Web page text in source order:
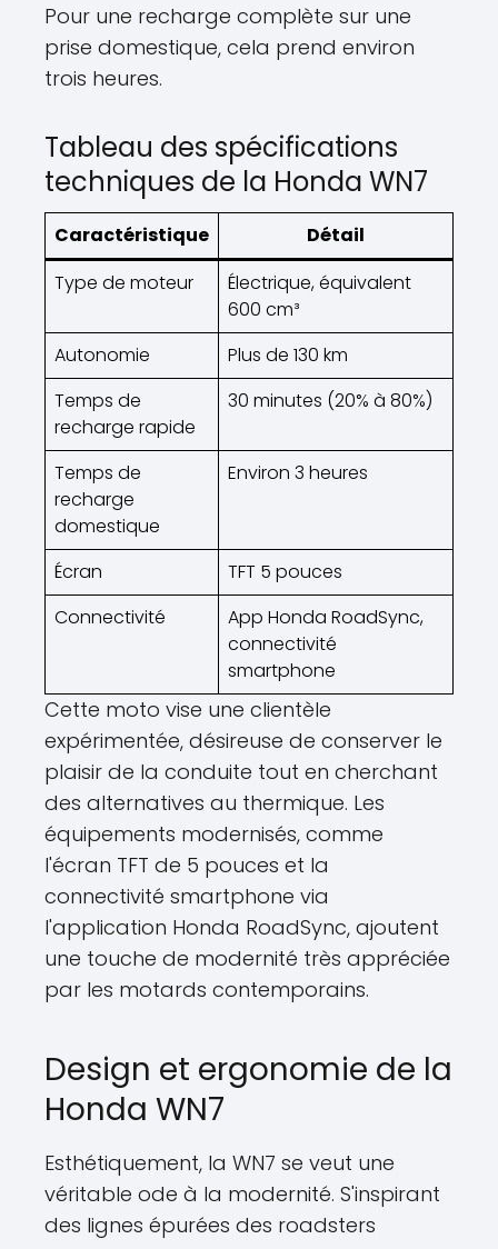
Pour une recharge complète sur une
prise domestique, cela prend environ
trois heures.
Tableau des spécifications
techniques de la Honda WN7
Caractéristique
Détail
Type de moteur
Électrique, équivalent
600 cm³
Autonomie
Plus de 130 km
Temps de
recharge rapide
30 minutes (20% à 80%)
Temps de
recharge
domestique
Environ 3 heures
Écran
TFT 5 pouces
Connectivité
App Honda RoadSync,
connectivité
smartphone
Cette moto vise une clientèle
expérimentée, désireuse de conserver le
plaisir de la conduite tout en cherchant
des alternatives au thermique. Les
équipements modernisés, comme
l'écran TFT de 5 pouces et la
connectivité smartphone via
l'application Honda RoadSync, ajoutent
une touche de modernité très appréciée
par les motards contemporains.
Design et ergonomie de la
Honda WN7
Esthétiquement, la WN7 se veut une
véritable ode à la modernité. S'inspirant
des lignes épurées des roadsters